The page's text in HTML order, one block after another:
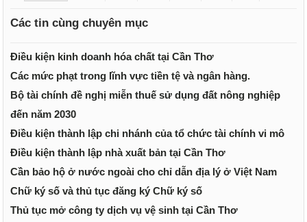
Các tin cùng chuyên mục
Điều kiện kinh doanh hóa chất tại Cần Thơ
Các mức phạt trong lĩnh vực tiền tệ và ngân hàng.
Bộ tài chính đề nghị miễn thuế sử dụng đất nông nghiệp
đến năm 2030
Điều kiện thành lập chi nhánh của tổ chức tài chính vi mô
Điều kiện thành lập nhà xuất bản tại Cần Thơ
Cần bảo hộ ở nước ngoài cho chỉ dẫn địa lý ở Việt Nam
Chữ ký số và thủ tục đăng ký Chữ ký số
Thủ tục mở công ty dịch vụ vệ sinh tại Cần Thơ